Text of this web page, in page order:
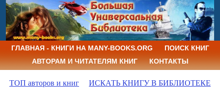
ГЛАВНАЯ - КНИГИ НА MANY-BOOKS.ORG
ПОИСК КНИГ
АВТОРАМ И ЧИТАТЕЛЯМ КНИГ
КОНТАКТЫ
ТОП авторов и книг ИСКАТЬ КНИГУ В БИБЛИОТЕКЕ